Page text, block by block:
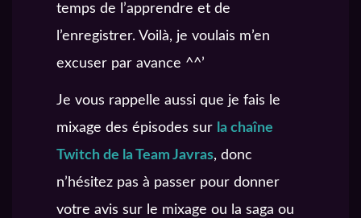
temps de l’apprendre et de
l’enregistrer. Voilà, je voulais m’en
excuser par avance ^^’
Je vous rappelle aussi que je fais le
mixage des épisodes sur la chaîne
Twitch de la Team Javras, donc
n’hésitez pas à passer pour donner
votre avis sur le mixage ou la saga ou